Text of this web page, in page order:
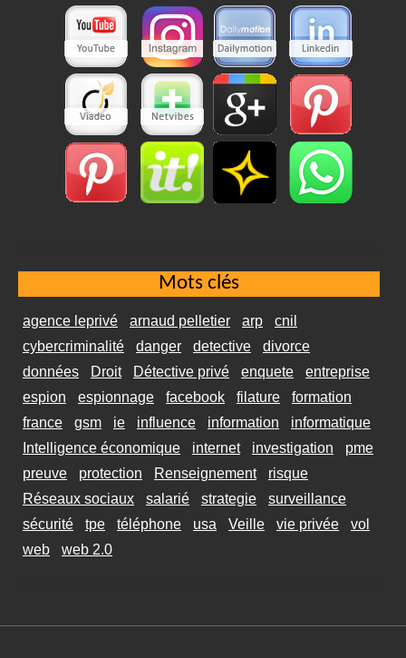
Mots clés
agence leprivé arnaud pelletier arp
cnil
cybercriminalité
danger detective
divorce
données
Droit Détective privé enquete
entreprise
espion
espionnage facebook filature
formation
france
gsm ie influence information
informatique
Intelligence économique
internet investigation
pme
preuve
protection Renseignement
risque
Réseaux sociaux
salarié strategie
surveillance
sécurité
tpe téléphone usa Veille vie privée
vol
web
web 2.0